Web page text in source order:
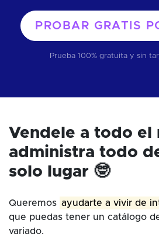
PROBAR GRATIS
Prueba 100% gratuita y sin
Vendele a todo el
administra todo
solo lugar 🤓
Queremos ayudarte a vivir de
que puedas tener un catálogo
variado.